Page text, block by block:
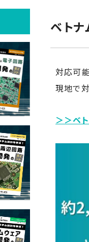
ベト
対応可
現地で
＞＞ベ